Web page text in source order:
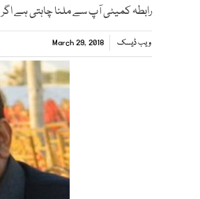
رابطہ کمیٹی آپ سے ملنا چاہتی ہے
ویب ڈیسک March 29, 2018